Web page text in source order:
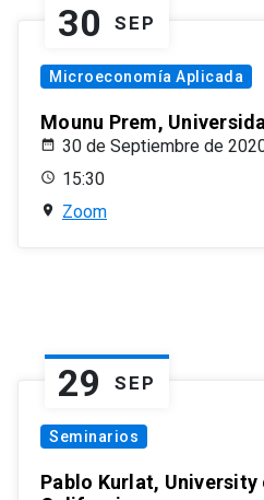
30 SEP
Microeconomía Aplicada
Mounu Prem,
30 de Septiembre de
15:30
Zoom
29 SEP
Seminarios
Pablo Kurlat,